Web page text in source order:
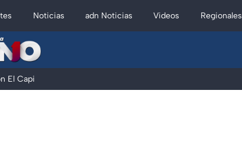
Noticias adn Noticias Videos Regionales
El Capi